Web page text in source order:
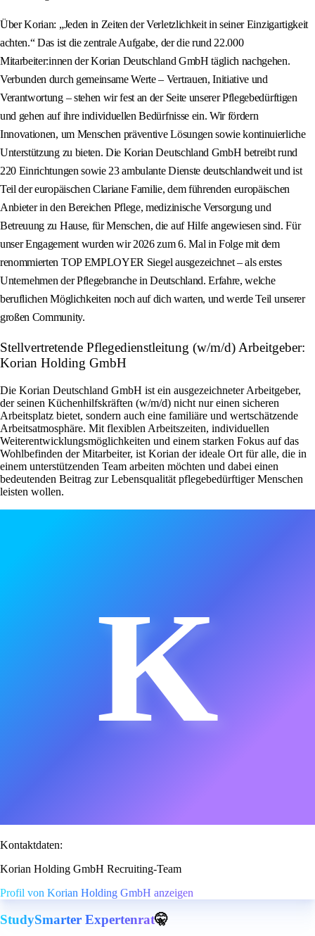
Über Korian: „Jeden in Zeiten der Verletzlichkeit in seiner Einzigartigkeit
achten.“ Das ist die zentrale Aufgabe, der die rund 22.000
Mitarbeiter:innen der Korian Deutschland GmbH täglich nachgehen.
Verbunden durch gemeinsame Werte – Vertrauen, Initiative und
Verantwortung – stehen wir fest an der Seite unserer Pflegebedürftigen
und gehen auf ihre individuellen Bedürfnisse ein. Wir fördern
Innovationen, um Menschen präventive Lösungen sowie kontinuierliche
Unterstützung zu bieten. Die Korian Deutschland GmbH betreibt rund
220 Einrichtungen sowie 23 ambulante Dienste deutschlandweit und ist
Teil der europäischen Clariane Familie, dem führenden europäischen
Anbieter in den Bereichen Pflege, medizinische Versorgung und
Betreuung zu Hause, für Menschen, die auf Hilfe angewiesen sind. Für
unser Engagement wurden wir 2026 zum 6. Mal in Folge mit dem
renommierten TOP EMPLOYER Siegel ausgezeichnet – als erstes
Unternehmen der Pflegebranche in Deutschland. Erfahre, welche
beruflichen Möglichkeiten noch auf dich warten, und werde Teil unserer
großen Community.
Stellvertretende Pflegedienstleitung (w/m/d) Arbeitgeber:
Korian Holding GmbH
Die Korian Deutschland GmbH ist ein ausgezeichneter Arbeitgeber,
der seinen Küchenhilfskräften (w/m/d) nicht nur einen sicheren
Arbeitsplatz bietet, sondern auch eine familiäre und wertschätzende
Arbeitsatmosphäre. Mit flexiblen Arbeitszeiten, individuellen
Weiterentwicklungsmöglichkeiten und einem starken Fokus auf das
Wohlbefinden der Mitarbeiter, ist Korian der ideale Ort für alle, die in
einem unterstützenden Team arbeiten möchten und dabei einen
bedeutenden Beitrag zur Lebensqualität pflegebedürftiger Menschen
leisten wollen.
K
Kontaktdaten:
Korian Holding GmbH Recruiting-Team
Profil von Korian Holding GmbH anzeigen
StudySmarter Expertenrat🤫